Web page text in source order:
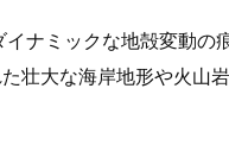
ナミックな地殻変動の
壮大な海岸地形や火山